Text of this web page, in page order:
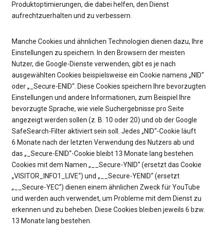
Produktoptimierungen, die dabei helfen, den Dienst
aufrechtzuerhalten und zu verbessern.
Manche Cookies und ähnlichen Technologien dienen dazu, Ihre
Einstellungen zu speichern. In den Browsern der meisten
Nutzer, die Google-Dienste verwenden, gibt es je nach
ausgewählten Cookies beispielsweise ein Cookie namens „NID“
oder „_Secure-ENID“. Diese Cookies speichern Ihre bevorzugten
Einstellungen und andere Informationen, zum Beispiel Ihre
bevorzugte Sprache, wie viele Suchergebnisse pro Seite
angezeigt werden sollen (z. B. 10 oder 20) und ob der Google
SafeSearch-Filter aktiviert sein soll. Jedes „NID“-Cookie läuft
6 Monate nach der letzten Verwendung des Nutzers ab und
das „_Secure-ENID“-Cookie bleibt 13 Monate lang bestehen.
Cookies mit dem Namen „__Secure-YNID“ (ersetzt das Cookie
„VISITOR_INFO1_LIVE“) und „__Secure-YENID“ (ersetzt
„__Secure-YEC“) dienen einem ähnlichen Zweck für YouTube
und werden auch verwendet, um Probleme mit dem Dienst zu
erkennen und zu beheben. Diese Cookies bleiben jeweils 6 bzw.
13 Monate lang bestehen.